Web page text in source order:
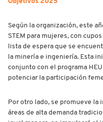
Según la organización, este
STEM para mujeres, con
lista de espera que se
la minería e ingeniería. Esta
conjunto con el programa
potenciar la participación
Por otro lado, se promueve la
áreas de alta demanda